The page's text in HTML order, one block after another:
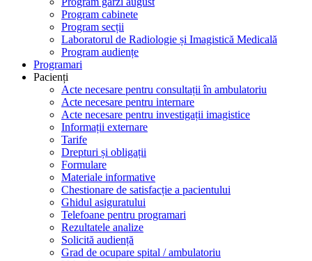
Program cabinete
Program secții
Laboratorul de Radiologie și Imagistică Medicală
Program audiențe
Programari
Pacienți
Acte necesare pentru consultații în ambulatoriu
Acte necesare pentru internare
Acte necesare pentru investigații imagistice
Informații externare
Tarife
Drepturi și obligații
Formulare
Materiale informative
Chestionare de satisfacție a pacientului
Ghidul asiguratului
Telefoane pentru programari
Rezultatele analize
Solicită audiență
Grad de ocupare spital / ambulatoriu